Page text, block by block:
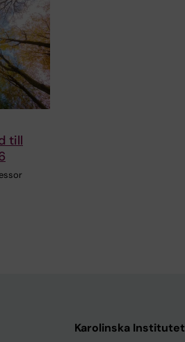
till
Karolinska Institutet